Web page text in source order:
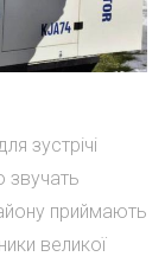
зустрічі
звучать
приймають
великої